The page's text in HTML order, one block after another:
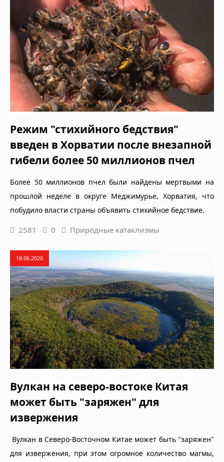
Режим "стихийного бедствия"
введен в Хорватии после внезапной
гибели более 50 миллионов пчел
Более 50 миллионов пчел были найдены мертвыми на
прошлой неделе в округе Меджимурье, Хорватия, что
побудило власти страны объявить стихийное бедствие.
2581 0 Природные катаклизмы
18.06.2020
Вулкан на северо-востоке Китая
может быть "заряжен" для
извержения
Вулкан в Северо-Восточном Китае может быть "заряжен"
для извержения, при этом огромное количество магмы,